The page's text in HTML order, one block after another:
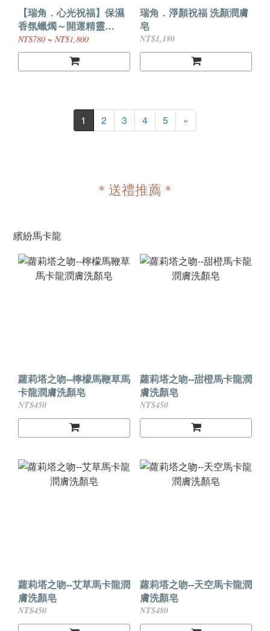
【瑞角．心光祝福】保濕
香氛蠟燭～開運精靈
220g/90g
NT$780 ~ NT$1,800
瑞角．淨顏祝福 洗顏潤膚
皂
NT$1,180
1 2 3 4 5 »
＊送禮推薦＊
繽紛馬卡龍
蘿莉塔之吻--檸檬馬鞭草馬
卡龍潤膚洗顏皂
NT$450
蘿莉塔之吻--甜橙馬卡龍潤
膚洗顏皂
NT$450
蘿莉塔之吻--艾草馬卡龍潤
膚洗顏皂
NT$450
蘿莉塔之吻--天空馬卡龍潤
膚洗顏皂
NT$480